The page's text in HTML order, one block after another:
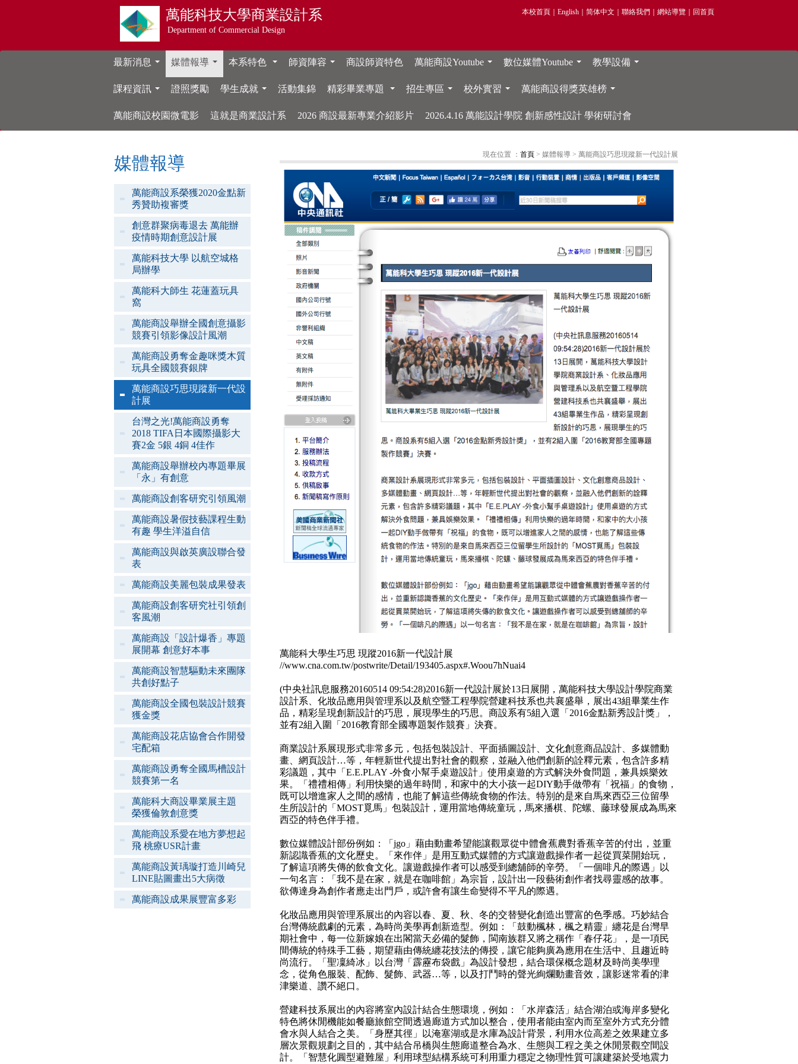
萬能科技大學商業設計系
Department of Commercial Design
本校首頁 ｜English ｜简体中文 ｜聯絡我們 ｜網站導覽 回首頁
最新消息 媒體報導 本系特色 師資陣容 商設師資特色 萬能商設Youtube 數位媒體Youtube 教學設備
課程資訊
證照獎勵 學生成就 活動集錦 精彩畢業專題 招生專區 校外實習 萬能商設得獎英雄榜
萬能商設校園微電影
這就是商業設計系 2026 商設最新專業介紹影片 2026.4.16 萬能設計學院 創新感性設計 學術研討會
媒體報導
萬能商設系榮獲2020金點新
秀贊助複審獎
創意群聚病毒退去 萬能辦
疫情時期創意設計展
萬能科技大學 以航空城格
局辦學
萬能科大師生 花蓮蓋玩具
窩
萬能商設舉辦全國創意攝影
競賽引領影像設計風潮
萬能商設勇奪金趣咪獎木質
玩具全國競賽銀牌
萬能商設巧思現蹤新一代設
計展
台灣之光!萬能商設勇奪
2018 TIFA日本國際攝影大
賽2金 5銀 4銅 4佳作
萬能商設舉辦校內專題畢展
「永」有創意
萬能商設創客研究引領風潮
萬能商設暑假技藝課程生動
有趣 學生洋溢自信
萬能商設與啟英廣設聯合發
表
萬能商設美麗包裝成果發表
萬能商設創客研究社引領創
客風潮
萬能商設「設計爆香」專題
展開幕 創意好本事
萬能商設智慧驅動未來團隊
共創好點子
萬能商設全國包裝設計競賽
獲金獎
萬能商設花店協會合作開發
宅配箱
萬能商設勇奪全國馬槽設計
競賽第一名
萬能科大商設畢業展主題
榮獲倫敦創意獎
萬能商設系愛在地方夢想起
飛 桃療USR計畫
萬能商設黃瑀璇打造川崎兒
LINE貼圖畫出5大病徵
萬能商設成果展豐富多彩
現在位置 ： 首頁 > 媒體報導 > 萬能商設巧思現蹤新一代設計展
萬能科大學生巧思 現蹤2016新一代設計展
//www.cna.com.tw/postwrite/Detail/193405.aspx#.Woou7hNuai4
(中央社訊息服務20160514 09:54:28)2016新一代設計展於13日展開，萬能科技大學設計學院商業
設計系、化妝品應用與管理系以及航空暨工程學院營建科技系也共襄盛舉，展出43組畢業生作
品，精彩呈現創新設計的巧思，展現學生的巧思。商設系有5組入選「2016金點新秀設計獎」，
並有2組入圍「2016教育部全國專題製作競賽」決賽。
商業設計系展現形式非常多元，包括包裝設計、平面插圖設計、文化創意商品設計、多媒體動
畫、網頁設計…等，年輕新世代提出對社會的觀察，並融入他們創新的詮釋元素，包含許多精
彩議題，其中「E.E.PLAY -外食小幫手桌遊設計」使用桌遊的方式解決外食問題，兼具娛樂效
果。「禮禮相傳」利用快樂的過年時間，和家中的大小孩一起DIY動手做帶有「祝福」的食物，
既可以增進家人之間的感情，也能了解這些傳統食物的作法。特別的是來自馬來西亞三位留學
生所設計的「MOST覓馬」包裝設計，運用當地傳統童玩，馬來播棋、陀螺、藤球發展成為馬來
西亞的特色伴手禮。
數位媒體設計部份例如：「jgo」藉由動畫希望能讓觀眾從中體會蕉農對香蕉辛苦的付出，並重
新認識香蕉的文化歷史。「來作伴」是用互動式媒體的方式讓遊戲操作者一起從買菜開始玩，
了解這項將失傳的飲食文化。讓遊戲操作者可以感受到總舖師的辛勞。「一個啡凡的際遇」以
一句名言：「我不是在家，就是在咖啡館」為宗旨，設計出一段藝術創作者找尋靈感的故事。
欲傳達身為創作者應走出門戶，或許會有讓生命變得不平凡的際遇。
化妝品應用與管理系展出的內容以春、夏、秋、冬的交替變化創造出豐富的色季感。巧妙結合
台灣傳統戲劇的元素，為時尚美學再創新造型。例如：「鼓動楓林，楓之精靈」纏花是台灣早
期社會中，每一位新嫁娘在出閣當天必備的髮飾，閩南族群又將之稱作「春仔花」，是一項民
間傳統的特殊手工藝，期望藉由傳統纏花技法的傳授，讓它能夠廣為應用在生活中、且趨近時
尚流行。「聖凜綺冰」以台灣「霹靂布袋戲」為設計發想，結合環保概念題材及時尚美學理
念，從角色服裝、配飾、髮飾、武器…等，以及打鬥時的聲光絢爛動畫音效，讓影迷常看的津
津樂道、讚不絕口。
營建科技系展出的內容將室內設計結合生態環境，例如：「水岸森活」結合湖泊或海岸多變化
特色將休閒機能如餐廳旅館空間透過廊道方式加以整合，使用者能由室內而至室外方式充分體
會水與人結合之美。「身歷其徑」以淹塞湖或是水庫為設計背景，利用水位高差之效果建立多
層次景觀規劃之目的，其中結合吊橋與生態廊道整合為水、生態與工程之美之休閒景觀空間設
計。「智慧化圓型避難屋」利用球型結構系統可利用重力穩定之物理性質可讓建築於受地震力